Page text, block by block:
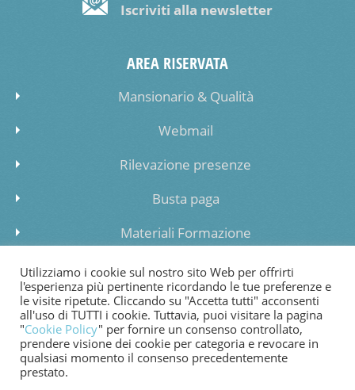
Iscriviti alla newsletter
AREA RISERVATA
Mansionario & Qualità
Webmail
Rilevazione presenze
Busta paga
Materiali Formazione
Inserimento dati lista di attesa
COOKIE POLICY PRIVACY POLICY
WHISTLEBLOWING
Utilizziamo i cookie sul nostro sito Web per offrirti
l'esperienza più pertinente ricordando le tue preferenze e
le visite ripetute. Cliccando su "Accetta tutti" acconsenti
all'uso di TUTTI i cookie. Tuttavia, puoi visitare la pagina
"Cookie Policy" per fornire un consenso controllato,
prendere visione dei cookie per categoria e revocare in
qualsiasi momento il consenso precedentemente
prestato.